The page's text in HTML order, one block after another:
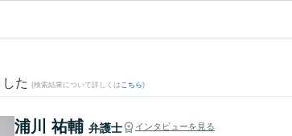
た (検索結果について詳しくは こちら)
浦川 祐輔 弁護士 インタビューを見る